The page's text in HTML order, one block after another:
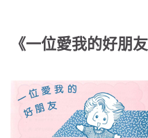
《一位愛我的好朋